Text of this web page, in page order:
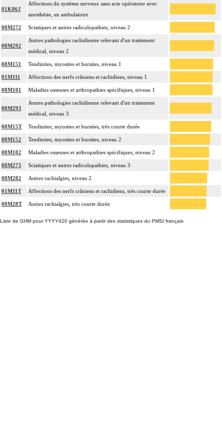
01K06J
Affections du système nerveux sans acte opératoire avec
anesthésie, en ambulatoire
08M272 Sciatiques et autres radiculopathies, niveau 2
08M292
Autres pathologies rachidienne relevant d'un traitement
médical, niveau 2
08M151 Tendinites, myosites et bursites, niveau 1
01M111 Affections des nerfs crâniens et rachidiens, niveau 1
08M101 Maladies osseuses et arthropathies spécifiques, niveau 1
08M293
Autres pathologies rachidienne relevant d'un traitement
médical, niveau 3
08M15T Tendinites, myosites et bursites, très courte durée
08M152 Tendinites, myosites et bursites, niveau 2
08M102 Maladies osseuses et arthropathies spécifiques, niveau 2
08M273 Sciatiques et autres radiculopathies, niveau 3
08M282 Autres rachialgies, niveau 2
01M11T Affections des nerfs crâniens et rachidiens, très courte durée
08M28T Autres rachialgies, très courte durée
Liste de GHM pour YYYY420 générée à partir des statistiques du PMSI français